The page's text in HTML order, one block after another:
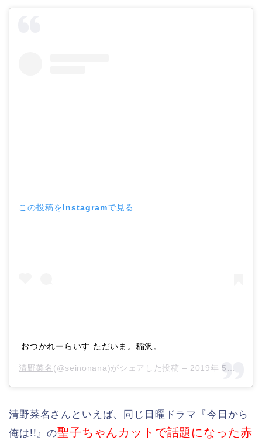
この投稿をInstagramで見る
おつかれーらいす ただいま。稲沢。
清野菜名 (@seinonana)がシェアした投稿 – 2019年 5月月2日午前2時33分PDT
清野菜名さんといえば、同じ日曜ドラマ『今日から
俺は!!』の聖子ちゃんカットで話題になった赤